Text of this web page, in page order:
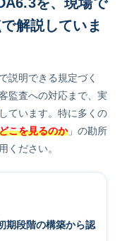
解説していま
説明できる規定づく
監査への対応まで、実
ています。特に多くの
こを見るのか」の勘所
ください。
期段階の構築から認